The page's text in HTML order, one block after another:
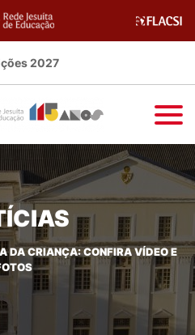
2027
DA CRIANÇA: CONFIRA VÍDEO E